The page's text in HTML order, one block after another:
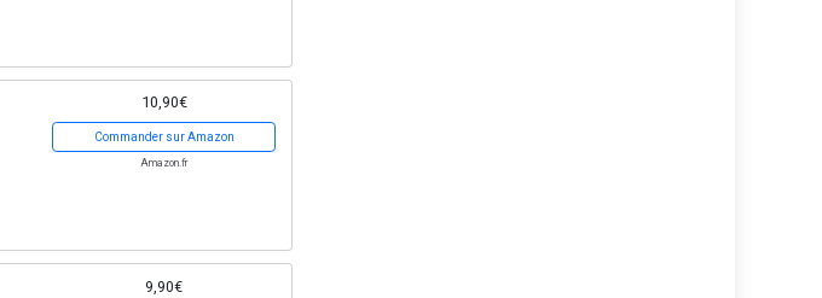
10,90€
Commander sur Amazon
Amazon.fr
9,90€